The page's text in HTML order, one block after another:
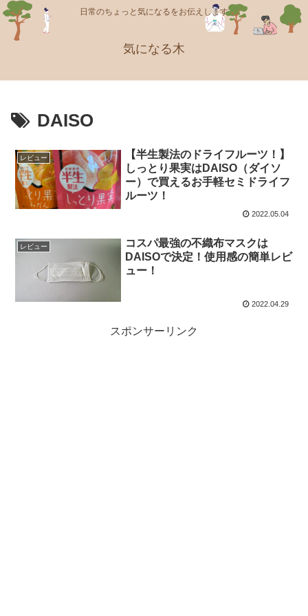
日常のちょっと気になるをお伝えします
気になる木
DAISO
レビュー
【半生製法のドライフルーツ！】
しっとり果実はDAISO（ダイソ
ー）で買えるお手軽セミドライフ
ルーツ！
2022.05.04
レビュー
コスパ最強の不織布マスクは
DAISOで決定！使用感の簡単レビ
ュー！
2022.04.29
スポンサーリンク